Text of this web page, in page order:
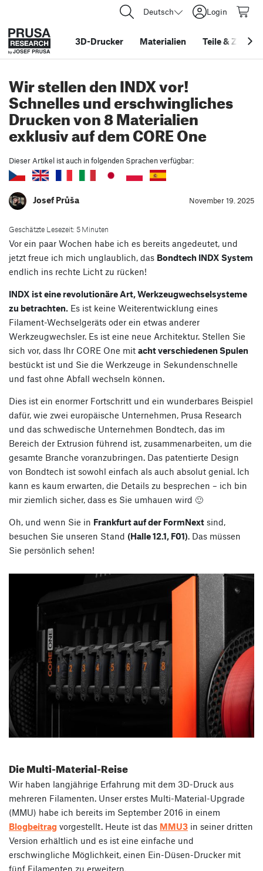
Deutsch Login
3D-Drucker Materialien Teile&
Wir stellen den INDX vor!
Schnelles und erschwingliches
Drucken von 8 Materialien
exklusiv auf dem CORE One
Dieser Artikel ist auch in folgenden Sprachen verfügbar:
Josef Průša November 19. 2025
Geschätzte Lesezeit: 5 Minuten
Vor ein paar Wochen habe ich es bereits angedeutet, und
jetzt freue ich mich unglaublich, das Bondtech INDX System
endlich ins rechte Licht zu rücken!
INDX ist eine revolutionäre Art, Werkzeugwechselsysteme
zu betrachten. Es ist keine Weiterentwicklung eines
Filament-Wechselgeräts oder ein etwas anderer
Werkzeugwechsler. Es ist eine neue Architektur. Stellen Sie
sich vor, dass Ihr CORE One mit acht verschiedenen Spulen
bestückt ist und Sie die Werkzeuge in Sekundenschnelle
und fast ohne Abfall wechseln können.
Dies ist ein enormer Fortschritt und ein wunderbares Beispiel
dafür, wie zwei europäische Unternehmen, Prusa Research
und das schwedische Unternehmen Bondtech, das im
Bereich der Extrusion führend ist, zusammenarbeiten, um die
gesamte Branche voranzubringen. Das patentierte Design
von Bondtech ist sowohl einfach als auch absolut genial. Ich
kann es kaum erwarten, die Details zu besprechen – ich bin
mir ziemlich sicher, dass es Sie umhauen wird 🙂
Oh, und wenn Sie in Frankfurt auf der FormNext sind,
besuchen Sie unseren Stand (Halle 12.1, F01). Das müssen
Sie persönlich sehen!
Die Multi-Material-Reise
Wir haben langjährige Erfahrung mit dem 3D-Druck aus
mehreren Filamenten. Unser erstes Multi-Material-Upgrade
(MMU) habe ich bereits im September 2016 in einem
Blogbeitrag vorgestellt. Heute ist das MMU3 in seiner dritten
Version erhältlich und es ist eine einfache und
erschwingliche Möglichkeit, einen Ein-Düsen-Drucker mit
fünf Filamenten zu erweitern.